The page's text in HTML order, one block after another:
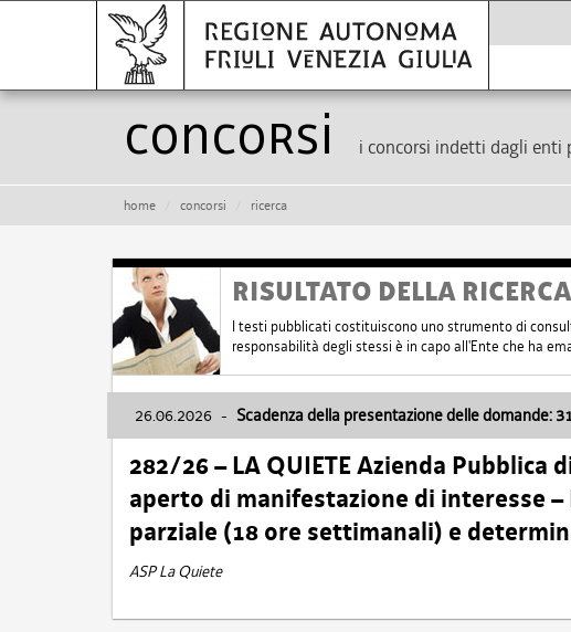
Concorsi i concorsi indetti dagli enti
home concorsi ricerca
RISULTATO DELLA
I testi pubblicati costituiscono uno strumento di
responsabilità degli stessi è in capo all'Ente che ha
26.06.2026 - Scadenza della presentazione delle domande:
282/26 – LA QUIETE Azienda Pubblica
aperto di manifestazione di interesse –
parziale (18 ore settimanali) e
ASP La Quiete